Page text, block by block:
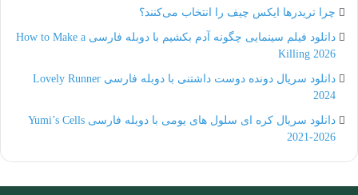
چرا تریدرها ایکس چیف را انتخاب می‌کنند؟
دانلود فیلم سینمایی چگونه آدم بکشیم با دوبله فارسی How to Make a
Killing 2026
دانلود سریال دونده دوست داشتنی با دوبله فارسی Lovely Runner
2024
دانلود سریال کره ای سلول های یومی با دوبله فارسی Yumi’s Cells
2021-2026